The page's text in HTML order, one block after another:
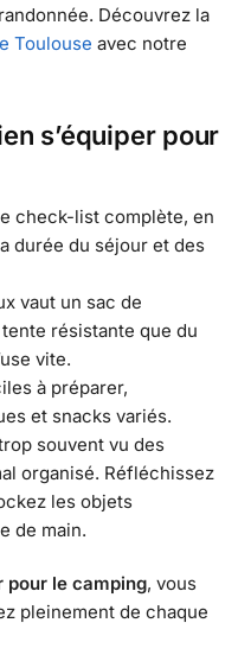
Découvrez la
Toulouse avec notre
s’équiper pour
check-list complète, en
durée du séjour et des
vaut un sac de
résistante que du
vite.
à préparer,
et snacks variés.
trop souvent vu des
organisé. Réfléchissez
les objets
de main.
pour le camping, vous
pleinement de chaque